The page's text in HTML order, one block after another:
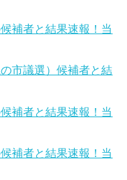
補者と結果速報！当
市議選）候補者と結
補者と結果速報！当
補者と結果速報！当